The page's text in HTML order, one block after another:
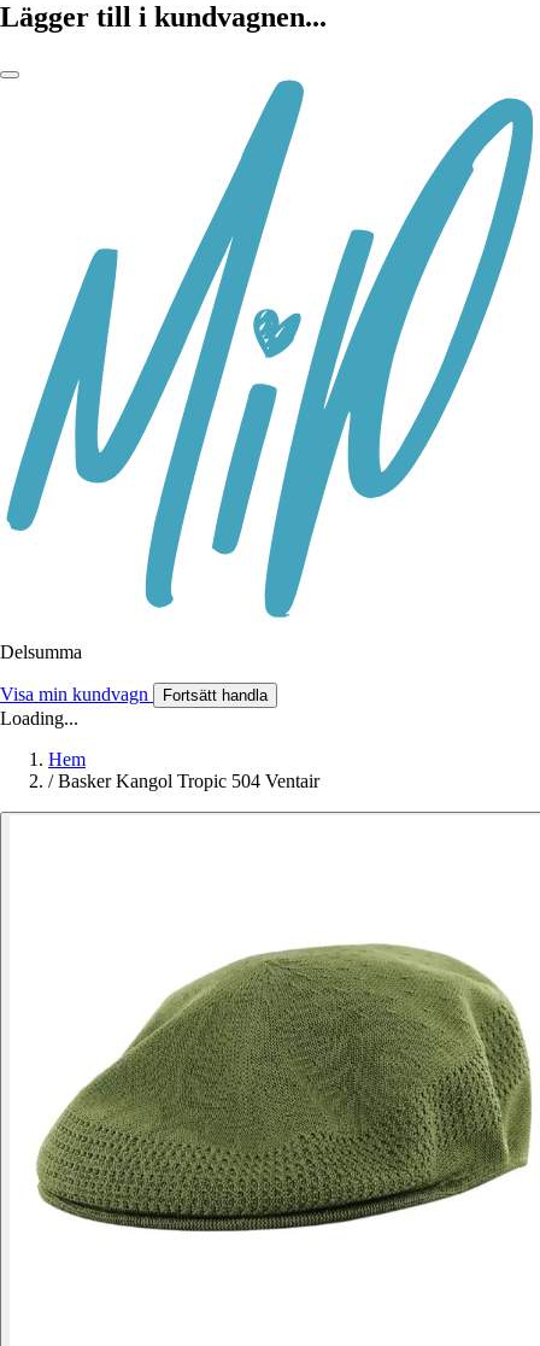
Lägger till i kundvagnen...
Delsumma
Visa min kundvagn Fortsätt handla
Loading...
Hem
/ Basker Kangol Tropic 504 Ventair